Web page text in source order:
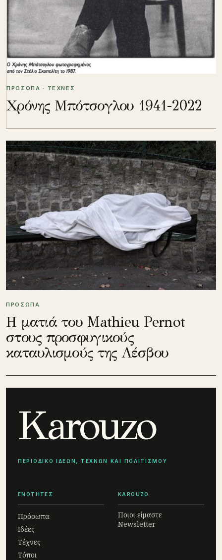
ΠΡΟΣΩΠΑ · ΤΕΧΝΕΣ
Χρόνης Μπότσογλου 1941-2022
ΠΡΟΣΩΠΑ
Η ματιά του Mathieu Pernot
στους προσφυγικούς
καταυλισμούς της Λέσβου
Karouzo
ΠΕΡΙΟΔΙΚΟ ΙΔΕΩΝ, ΤΕΧΝΩΝ ΚΑΙ ΠΟΛΙΤΙΣΜΟΥ
ΕΝΟΤΗΤΕΣ
Πρόσωπα
Ιδέες
Τέχνες
Τόποι
KAROUZO
Ποιοι είμαστε
Newsletter